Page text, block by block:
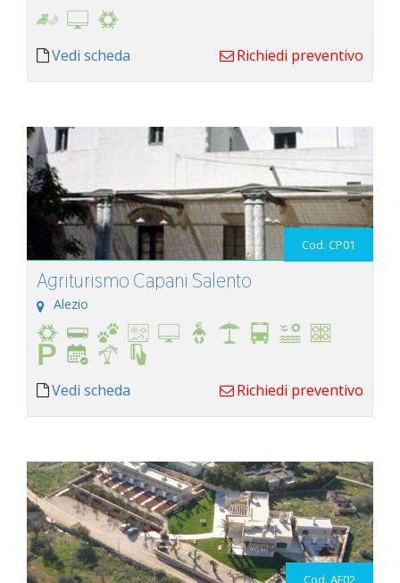
Vedi scheda Richiedi preventivo
Cod. CP01
Agriturismo Capani Salento
Alezio
Vedi scheda Richiedi preventivo
Cod. AF02